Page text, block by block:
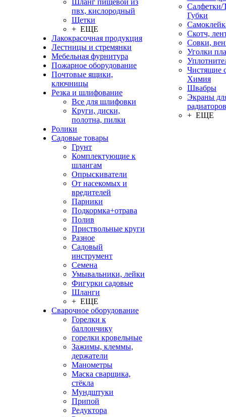
Шланг пищевой из
пвх, кислородный
Щетки
+ ЕЩЕ
Лакокрасочная продукция
Лестницы и стремянки
Мебельная фурнитура
Пожарное оборудование
Почтовые ящики,
ключницы
Резка и шлифование
Все для шлифовки
Круги, диски,
полотна, пилки
Ролики
Садовые товары
Грунт
Комплектующие к
шлангам
Опрыскиватели
От насекомых и
вредителей
Парники
Подкормка+отрава
Полив
Приствольные круги
Разное
Садовый
инструмент
Семена
Умывальники, лейки
Фигурки садовые
Шланги
+ ЕЩЕ
Сварочное оборудование
Горелки к
баллончику
горелки кровельные
Зажимы, клеммы,
держатели
Манометры
Маска сварщика,
стёкла
Мундштуки
Припой
Редуктора
Салфетки/
Губки
Скотч,
Совки,
Уголки
Чистящие
Химия
Швабры
Экраны
радиаторов
+ ЕЩЕ